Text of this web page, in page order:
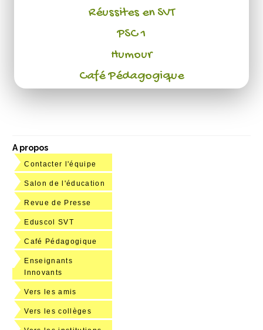
Réussites en SVT
PSC 1
Humour
Café Pédagogique
A propos
Contacter l'équipe
Salon de l'éducation
Revue de Presse
Eduscol SVT
Café Pédagogique
Enseignants
Innovants
Vers les amis
Vers les collèges